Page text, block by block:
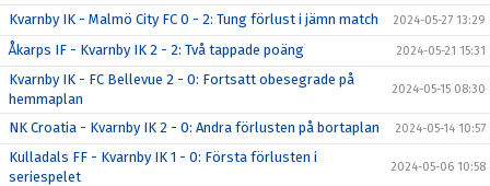
Kvarnby IK - Malmö City FC 0 - 2: Tung förlust i jämn match 2024-05-27 13:29
Åkarps IF - Kvarnby IK 2 - 2: Två tappade poäng 2024-05-21 15:31
Kvarnby IK - FC Bellevue 2 - 0: Fortsatt obesegrade på
hemmaplan
2024-05-15 08:30
NK Croatia - Kvarnby IK 2 - 0: Andra förlusten på bortaplan 2024-05-14 10:57
Kulladals FF - Kvarnby IK 1 - 0: Första förlusten i
seriespelet
2024-05-06 10:58